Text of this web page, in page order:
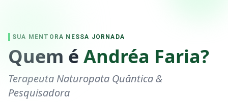
SUA MENTORA NESSA JORNADA
Quem é Andréa Faria?
Terapeuta Naturopata Quântica &
Pesquisadora